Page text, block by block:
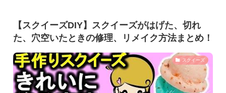
【スクイーズDIY】スクイーズがはげた、切れ
た、穴空いたときの修理、リメイク方法まとめ！
スクイーズ